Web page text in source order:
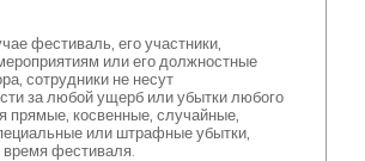
фестиваль, его участники,
или его должностные
сотрудники не несут
за любой ущерб или убытки любого
прямые, косвенные, случайные,
или штрафные убытки,
фестиваля.